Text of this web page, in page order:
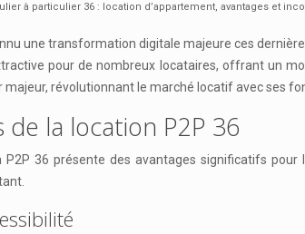
à particulier 36 : location d’appartement, avantages et
une transformation digitale majeure ces
pour de nombreux locataires, offrant un
révolutionnant le marché locatif avec ses
de la location P2P 36
P2P 36 présente des avantages significatifs